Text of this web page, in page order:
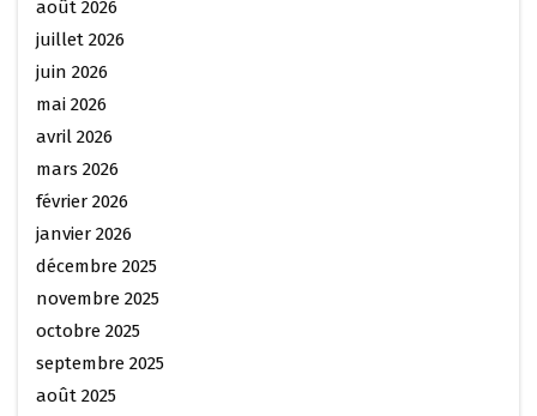
août 2026
juillet 2026
juin 2026
mai 2026
avril 2026
mars 2026
février 2026
janvier 2026
décembre 2025
novembre 2025
octobre 2025
septembre 2025
août 2025